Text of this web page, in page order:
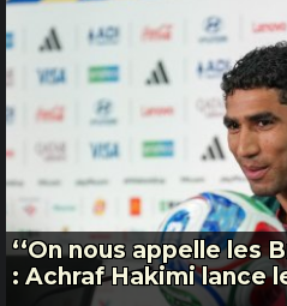
‘‘On nous appelle les
: Achraf Hakimi lance